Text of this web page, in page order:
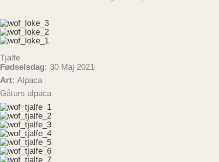
Tjalfe
Fødselsdag: 30 Maj 2021
Art: Alpaca
Gåturs alpaca